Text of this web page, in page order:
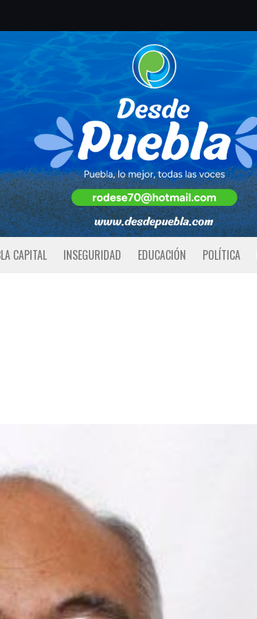
CAPITAL INSEGURIDAD EDUCACIÓN POLÍTICA